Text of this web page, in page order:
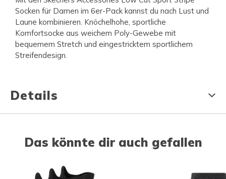
Socken für Damen im 6er-Pack kannst du nach Lust und
Laune kombinieren. Knöchelhohe, sportliche
Komfortsocke aus weichem Poly-Gewebe mit
bequemem Stretch und eingestricktem sportlichem
Streifendesign.
Details
Das könnte dir auch gefallen